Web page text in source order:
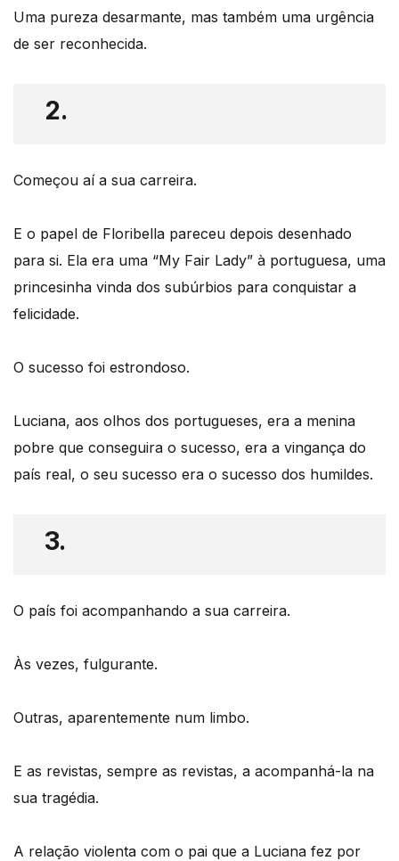
Uma pureza desarmante, mas também uma urgência
de ser reconhecida.
2.
Começou aí a sua carreira.
E o papel de Floribella pareceu depois desenhado
para si. Ela era uma “My Fair Lady” à portuguesa, uma
princesinha vinda dos subúrbios para conquistar a
felicidade.
O sucesso foi estrondoso.
Luciana, aos olhos dos portugueses, era a menina
pobre que conseguira o sucesso, era a vingança do
país real, o seu sucesso era o sucesso dos humildes.
3.
O país foi acompanhando a sua carreira.
Às vezes, fulgurante.
Outras, aparentemente num limbo.
E as revistas, sempre as revistas, a acompanhá-la na
sua tragédia.
A relação violenta com o pai que a Luciana fez por